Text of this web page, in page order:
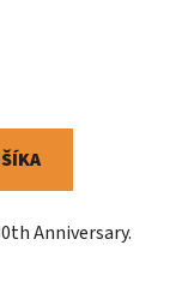
Anniversary.